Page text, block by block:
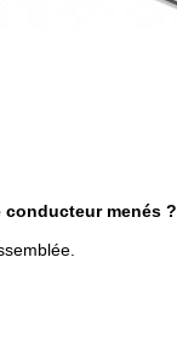
conducteur menés ?